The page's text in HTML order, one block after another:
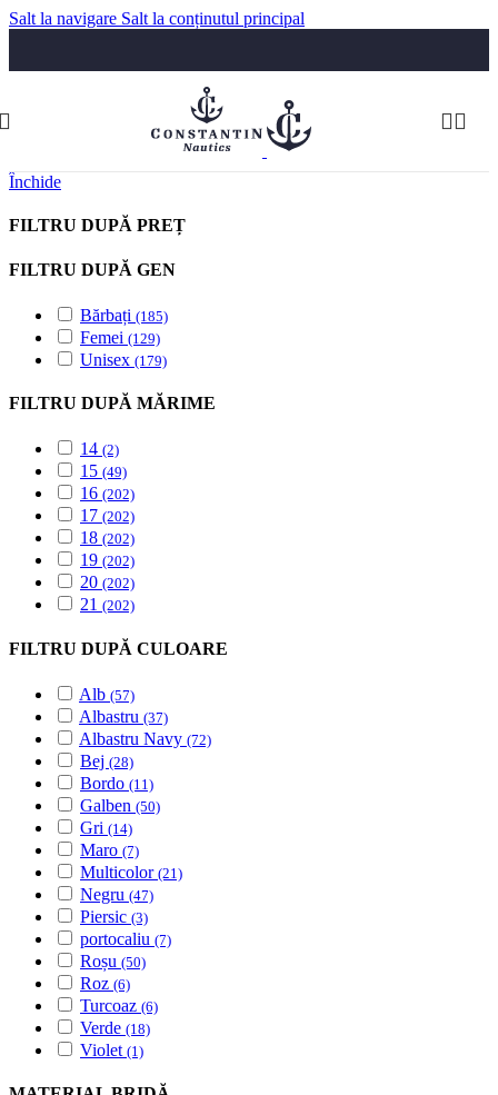
Salt la navigare Salt la conținutul principal
Luni-Vineri: 09:30-17:30
comenzi@constantinnautics.ro
Închide
FILTRU DUPĂ PREȚ
FILTRU DUPĂ GEN
Bărbați (185)
Femei (129)
Unisex (179)
FILTRU DUPĂ MĂRIME
14 (2)
15 (49)
16 (202)
17 (202)
18 (202)
19 (202)
20 (202)
21 (202)
FILTRU DUPĂ CULOARE
Alb (57)
Albastru (37)
Albastru Navy (72)
Bej (28)
Bordo (11)
Galben (50)
Gri (14)
Maro (7)
Multicolor (21)
Negru (47)
Piersic (3)
portocaliu (7)
Roșu (50)
Roz (6)
Turcoaz (6)
Verde (18)
Violet (1)